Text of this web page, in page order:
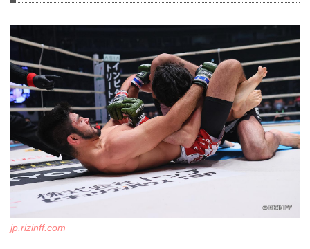
jp.rizinff.com